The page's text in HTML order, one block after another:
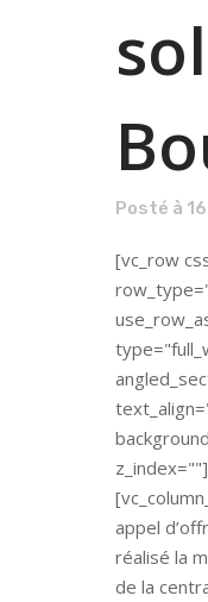
Posté à
[vc_row
appel
réalisé la
de la